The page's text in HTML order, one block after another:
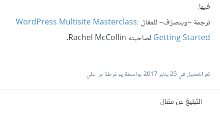
فيها.
ترجمة –وبتصرّف– للمقالWordPress Multisite Masterclass:
Getting Startedلصاحبته Rachel McCollin.
تم التعديل في25 يناير 2017 بواسطة يوغرطة بن علي
التبليغ عن مقال